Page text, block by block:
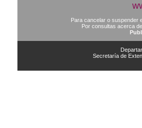
Para cancelar o suspender
Por consultas acerca
Secretaría de